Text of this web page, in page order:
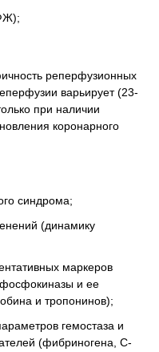
реперфузионных
варьирует (23-
при наличии
коронарного
синдрома;
(динамику
маркеров
и ее
и тропонинов);
гемостаза и
(фибриногена, С-